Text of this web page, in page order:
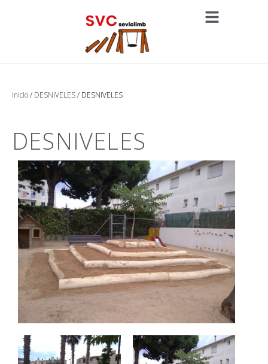
Inicio/ DESNIVELES/ DESNIVELES
DESNIVELES